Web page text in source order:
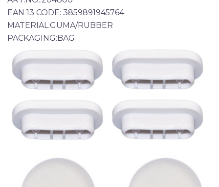
EAN 13 CODE: 3859891945764
MATERIAL:GUMA/RUBBER
PACKAGING:BAG